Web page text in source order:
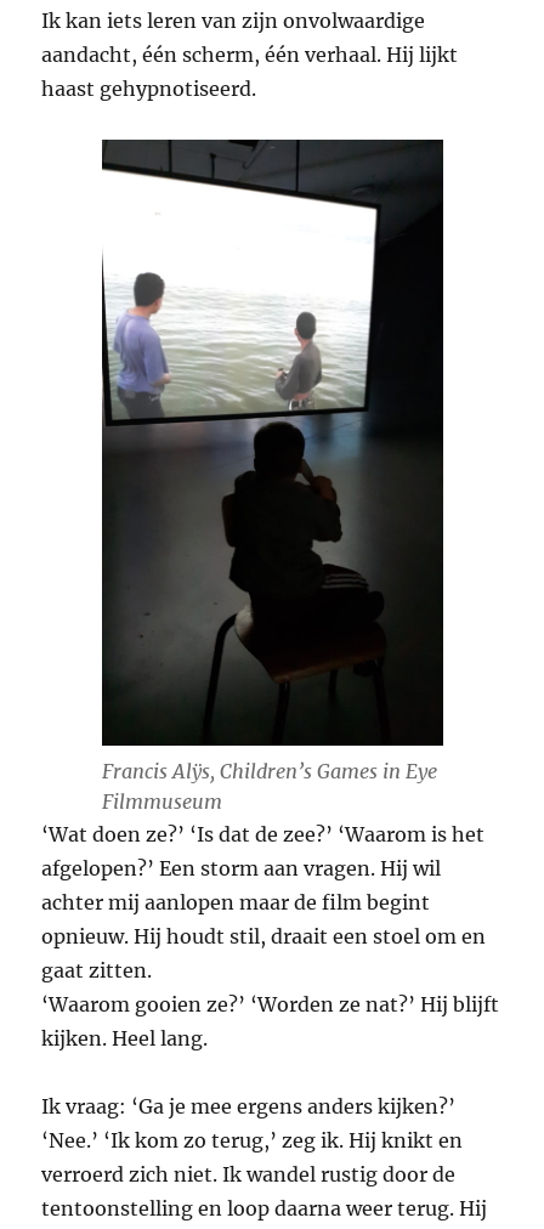
Ik kan iets leren van zijn onvolwaardige
aandacht, één scherm, één verhaal. Hij lijkt
haast gehypnotiseerd.
Francis Alÿs, Children’s Games in Eye
Filmmuseum
‘Wat doen ze?’ ‘Is dat de zee?’ ‘Waarom is het
afgelopen?’ Een storm aan vragen. Hij wil
achter mij aanlopen maar de film begint
opnieuw. Hij houdt stil, draait een stoel om en
gaat zitten.
‘Waarom gooien ze?’ ‘Worden ze nat?’ Hij blijft
kijken. Heel lang.
Ik vraag: ‘Ga je mee ergens anders kijken?’
‘Nee.’ ‘Ik kom zo terug,’ zeg ik. Hij knikt en
verroerd zich niet. Ik wandel rustig door de
tentoonstelling en loop daarna weer terug. Hij